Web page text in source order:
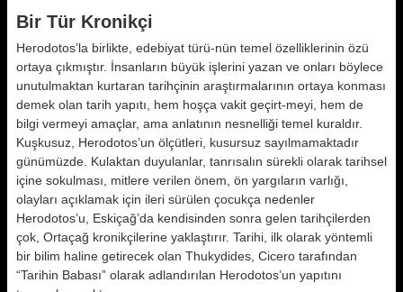
Bir Tür Kronikçi
Herodotos’la birlikte, edebiyat türü-nün temel özelliklerinin özü
ortaya çıkmıştır. İnsanların büyük işlerini yazan ve onları böylece
unutulmaktan kurtaran tarihçinin araştırmalarının ortaya konması
demek olan tarih yapıtı, hem hoşça vakit geçirt-meyi, hem de
bilgi vermeyi amaçlar, ama anlatının nesnelliği temel kuraldır.
Kuşkusuz, Herodotos’un ölçütleri, kusursuz sayılmamaktadır
günümüzde. Kulaktan duyulanlar, tanrısalın sürekli olarak tarihsel
içine sokulması, mitlere verilen önem, ön yargıların varlığı,
olayları açıklamak için ileri sürülen çocukça nedenler
Herodotos’u, Eskiçağ’da kendisinden sonra gelen tarihçilerden
çok, Ortaçağ kronikçilerine yaklaştırır. Tarihi, ilk olarak yöntemli
bir bilim haline getirecek olan Thukydides, Cicero tarafından
“Tarihin Babası” olarak adlandırılan Herodotos’un yapıtını